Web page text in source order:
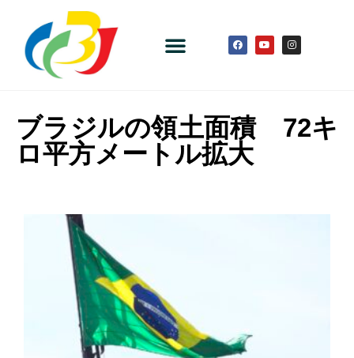
ブラジルの領土面積 72キ
ロ平方メートル拡大